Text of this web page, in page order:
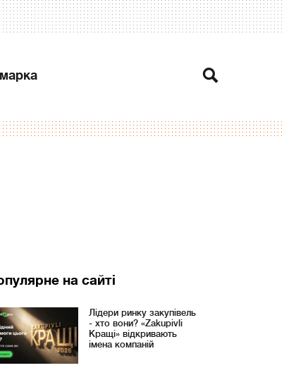
на сайті
Лідери ринку закупівель
- хто вони? «Zakupivli
Кращі» відкривають
імена компаній